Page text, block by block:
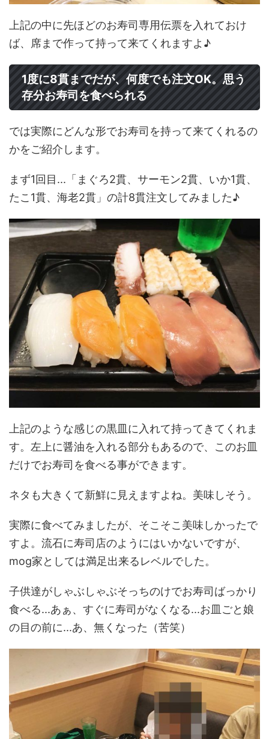
上記の中に先ほどのお寿司専用伝票を入れておけ
ば、席まで作って持って来てくれますよ♪
1度に8貫までだが、何度でも注文OK。思う
存分お寿司を食べられる
では実際にどんな形でお寿司を持って来てくれるの
かをご紹介します。
まず1回目...「まぐろ2貫、サーモン2貫、いか1貫、
たこ1貫、海老2貫」の計8貫注文してみました♪
上記のような感じの黒皿に入れて持ってきてくれま
す。左上に醤油を入れる部分もあるので、このお皿
だけでお寿司を食べる事ができます。
ネタも大きくて新鮮に見えますよね。美味しそう。
実際に食べてみましたが、そこそこ美味しかったで
すよ。流石に寿司店のようにはいかないですが、
mog家としては満足出来るレベルでした。
子供達がしゃぶしゃぶそっちのけでお寿司ばっかり
食べる...あぁ、すぐに寿司がなくなる...お皿ごと娘
の目の前に...あ、無くなった（苦笑）